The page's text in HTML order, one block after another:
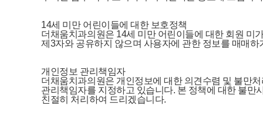
                    14세 미만 어린이들에 대한 보호정책
더채움치과의원은 14세 미만 어린이들에 대한 회
제3자와 공유하지 않으며 사용자에 관한 정보를 매
                    개인정보 관리책임자
더채움치과의원은 개인정보에 대한 의견수렴 및
관리책임자를 지정하고 있습니다. 본 정책에 대한
                    친절히 처리하여 드리겠습니다.